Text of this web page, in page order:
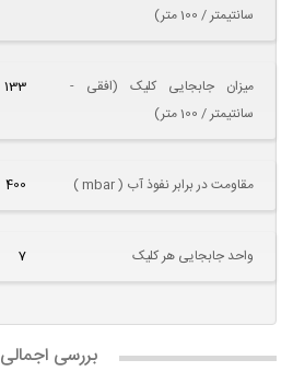
سانتیمتر / 100 متر)
میزان جابجایی کلیک (افقی -
سانتیمتر / 100 متر)
133
مقاومت در برابر نفوذ آب ( mbar ) 400
واحد جابجایی هر کلیک 7
بررسی اجمالی